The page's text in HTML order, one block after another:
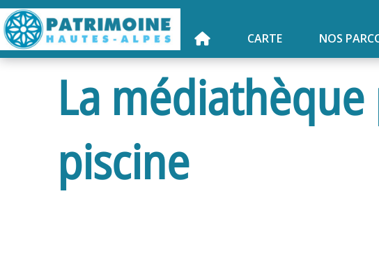
CARTE NOS
La
piscine